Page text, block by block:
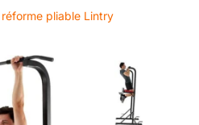
roulettes intégrées,
vers le bureau, la
chambre ou toute
autre pièce. Son
encombrement réduit
pliable Lintry